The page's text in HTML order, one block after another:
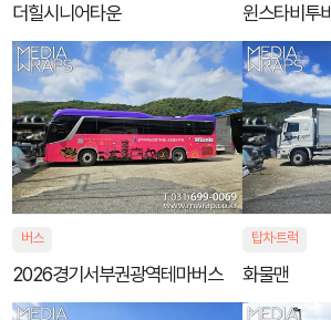
더힐시니어타운 윈스타비투비
버스
2026경기서부권광역테마버스
탑차·트럭
화물맨